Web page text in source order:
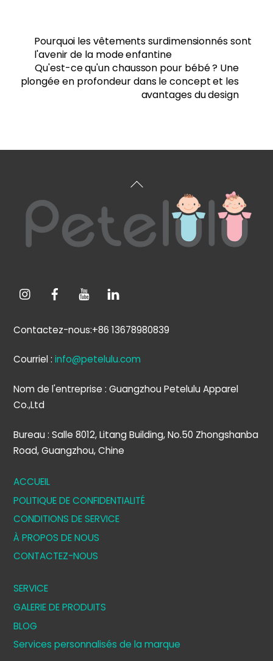
Pourquoi les vêtements surdimensionnés sont
l'avenir de la mode enfantine
Qu'est-ce qu'un chausson pour bébé ? Une
plongée en profondeur dans le concept et les
avantages du design
Retour
haut
de
page
Contactez-nous:+86 13678980839
Courriel :info@petelulu.com
Nom de l'entreprise : Guangzhou Petelulu Apparel
Co.,Ltd
Bureau : Salle 8012, Litang Building, No.50 Zhongshanba
Road, Guangzhou, Chine
ACCUEIL
POLITIQUE DE CONFIDENTIALITÉ
CONDITIONS DE SERVICE
À PROPOS DE NOUS
CONTACTEZ-NOUS
SERVICE
GALERIE DE PRODUITS
BLOG
Services personnalisés de la marque